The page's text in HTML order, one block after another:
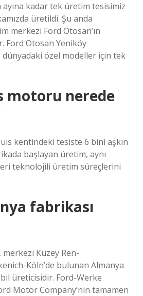
ayına kadar tek üretim tesisimiz
üretildi. Şu anda
merkezi Ford Otosan’ın
Ford Otosan Yeniköy
dünyadaki özel modeller için tek
motoru nerede
kentindeki tesiste 6 bini aşkın
başlayan üretim, aynı
teknolojili üretim süreçlerini
fabrikası
Kuzey Ren-
Köln’de bulunan Almanya
üreticisidir. Ford-Werke
Motor Company’nin tamamen